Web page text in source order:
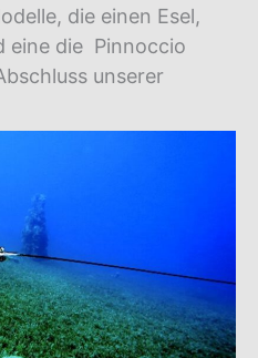
die einen Esel,
eine die Pinnoccio
unserer